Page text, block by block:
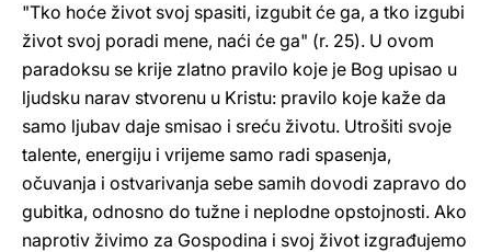
"Tko hoće život svoj spasiti, izgubit će ga, a tko izgubi
život svoj poradi mene, naći će ga" (r. 25). U ovom
paradoksu se krije zlatno pravilo koje je Bog upisao u
ljudsku narav stvorenu u Kristu: pravilo koje kaže da
samo ljubav daje smisao i sreću životu. Utrošiti svoje
talente, energiju i vrijeme samo radi spasenja,
očuvanja i ostvarivanja sebe samih dovodi zapravo do
gubitka, odnosno do tužne i neplodne opstojnosti. Ako
naprotiv živimo za Gospodina i svoj život izgrađujemo